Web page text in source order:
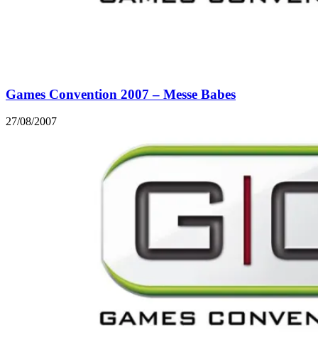
Games Convention 2007 – Messe Babes
27/08/2007